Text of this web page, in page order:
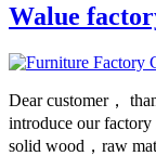
Walue
Dear customer，
introduce our factory
solid wood，raw